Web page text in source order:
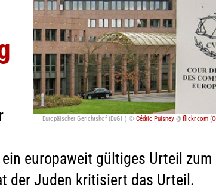
Europäischer Gerichtshof (EuGH) © Cédric Puisney @ flickr.com (
europaweit gültiges Urteil zum
der Juden kritisiert das Urteil.